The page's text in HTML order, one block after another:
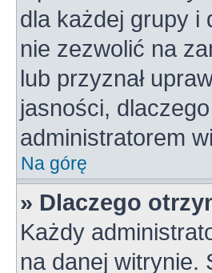
dla każdej grupy i
nie zezwolić na
lub przyznał
jasności,
administratorem
Na górę
» Dlaczego
Każdy
na danej witrynie.